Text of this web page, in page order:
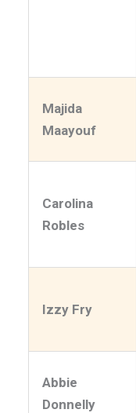
Majida
Maayouf
Carolina
Robles
Izzy Fry
Abbie
Donnelly